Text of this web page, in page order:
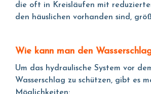
die oft in Kreisläufen mit
den häuslichen vorhanden sind,
Wie kann man den
Um das hydraulische System vor
Wasserschlag zu schützen, gibt es